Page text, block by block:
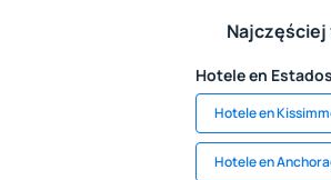
Hotele en
Hotele en
Hotele en